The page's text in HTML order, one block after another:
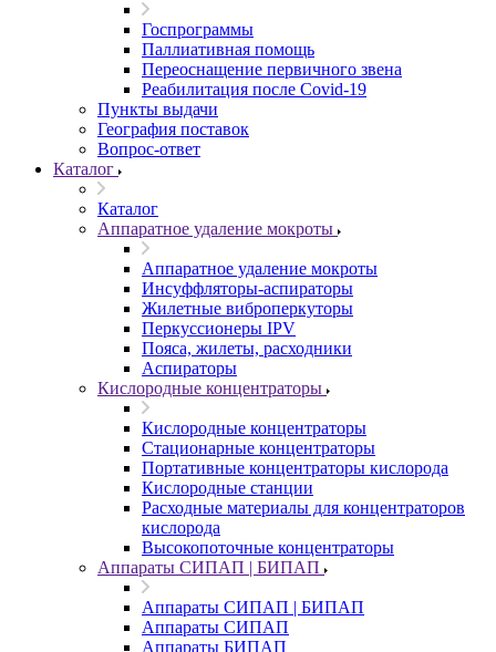
Госпрограммы
Паллиативная помощь
Переоснащение первичного звена
Реабилитация после Covid-19
Пункты выдачи
География поставок
Вопрос-ответ
Каталог
Каталог
Аппаратное удаление мокроты
Аппаратное удаление мокроты
Инсуффляторы-аспираторы
Жилетные виброперкуторы
Перкуссионеры IPV
Пояса, жилеты, расходники
Аспираторы
Кислородные концентраторы
Кислородные концентраторы
Стационарные концентраторы
Портативные концентраторы кислорода
Кислородные станции
Расходные материалы для концентраторов
кислорода
Высокопоточные концентраторы
Аппараты СИПАП | БИПАП
Аппараты СИПАП | БИПАП
Аппараты СИПАП
Аппараты БИПАП